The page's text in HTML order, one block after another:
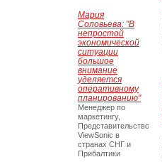
Мария
Соловьева: "В
непростой
экономической
ситуации
большое
внимание
уделяется
оперативному
планированию"
Менеджер по
маркетингу,
Представительство
ViewSonic в
странах СНГ и
Прибалтики